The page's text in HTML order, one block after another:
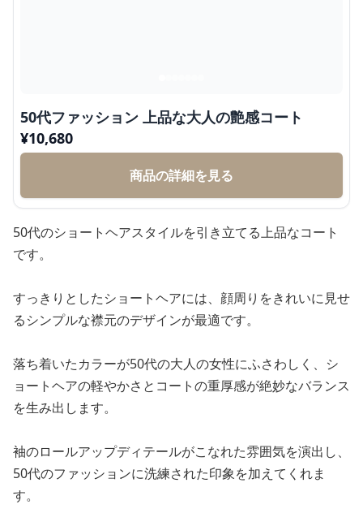
50代ファッション 上品な大人の艶感コート
¥10,680
商品の詳細を見る
50代のショートヘアスタイルを引き立てる上品なコート
です。
すっきりとしたショートヘアには、顔周りをきれいに見せ
るシンプルな襟元のデザインが最適です。
落ち着いたカラーが50代の大人の女性にふさわしく、シ
ョートヘアの軽やかさとコートの重厚感が絶妙なバランス
を生み出します。
袖のロールアップディテールがこなれた雰囲気を演出し、
50代のファッションに洗練された印象を加えてくれま
す。